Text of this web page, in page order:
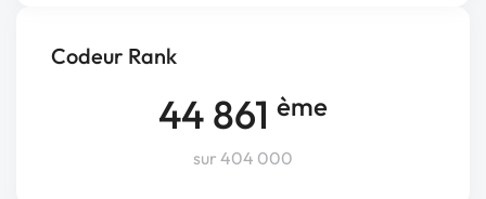
Codeur Rank
44 861 ème
sur 404 000